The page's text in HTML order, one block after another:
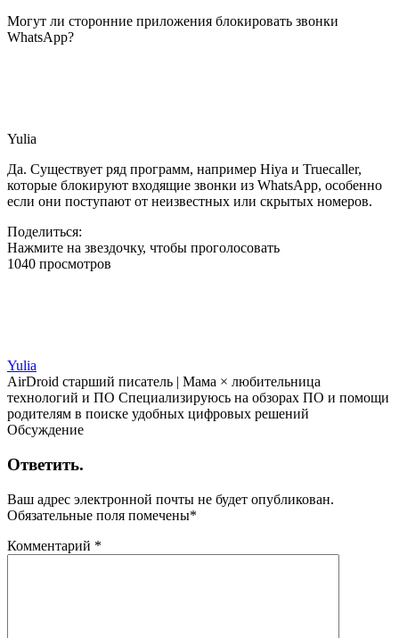
Могут ли сторонние приложения блокировать звонки
WhatsApp?
Yulia
Да. Существует ряд программ, например Hiya и Truecaller,
которые блокируют входящие звонки из WhatsApp, особенно
если они поступают от неизвестных или скрытых номеров.
Поделиться:
Нажмите на звездочку, чтобы проголосовать
1040 просмотров
Yulia
AirDroid старший писатель | Мама × любительница
технологий и ПО Специализируюсь на обзорах ПО и помощи
родителям в поиске удобных цифровых решений
Обсуждение
Ответить.
Ваш адрес электронной почты не будет опубликован.
Обязательные поля помечены*
Комментарий *